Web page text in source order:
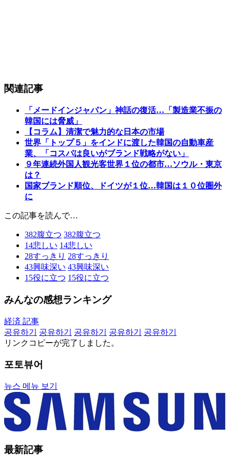
関連記事
「メードインジャパン」神話の復活…「製造業不振の
韓国には脅威」
【コラム】清潔で魅力的な日本の市場
世界「トップ５」をインドに渡した韓国の自動車産
業、「コスパは良いがブランド戦略がない」
９年連続外国人観光客世界１位の都市…ソウル・東京
は？
国家ブランド順位、ドイツが１位…韓国は１０位圏外
に
この記事を読んで…
382腹立つ 382腹立つ
14悲しい 14悲しい
28すっきり 28すっきり
43興味深い 43興味深い
15役に立つ 15役に立つ
みんなの感想ランキング
経済 記事
공유하기
공유하기 공유하기 공유하기
공유하기
リンクコピーが完了しました。
포토뷰어
뉴스 메뉴 보기
最新記事